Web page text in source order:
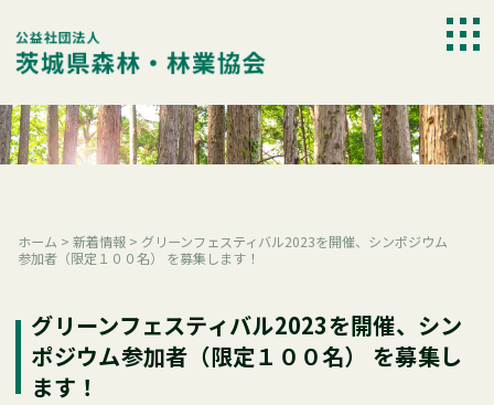
content
ホーム > 新着情報 > グリーンフェスティバル2023を開催、シンポジウム
参加者（限定１００名） を募集します！
グリーンフェスティバル2023を開催、シン
ポジウム参加者（限定１００名） を募集し
ます！